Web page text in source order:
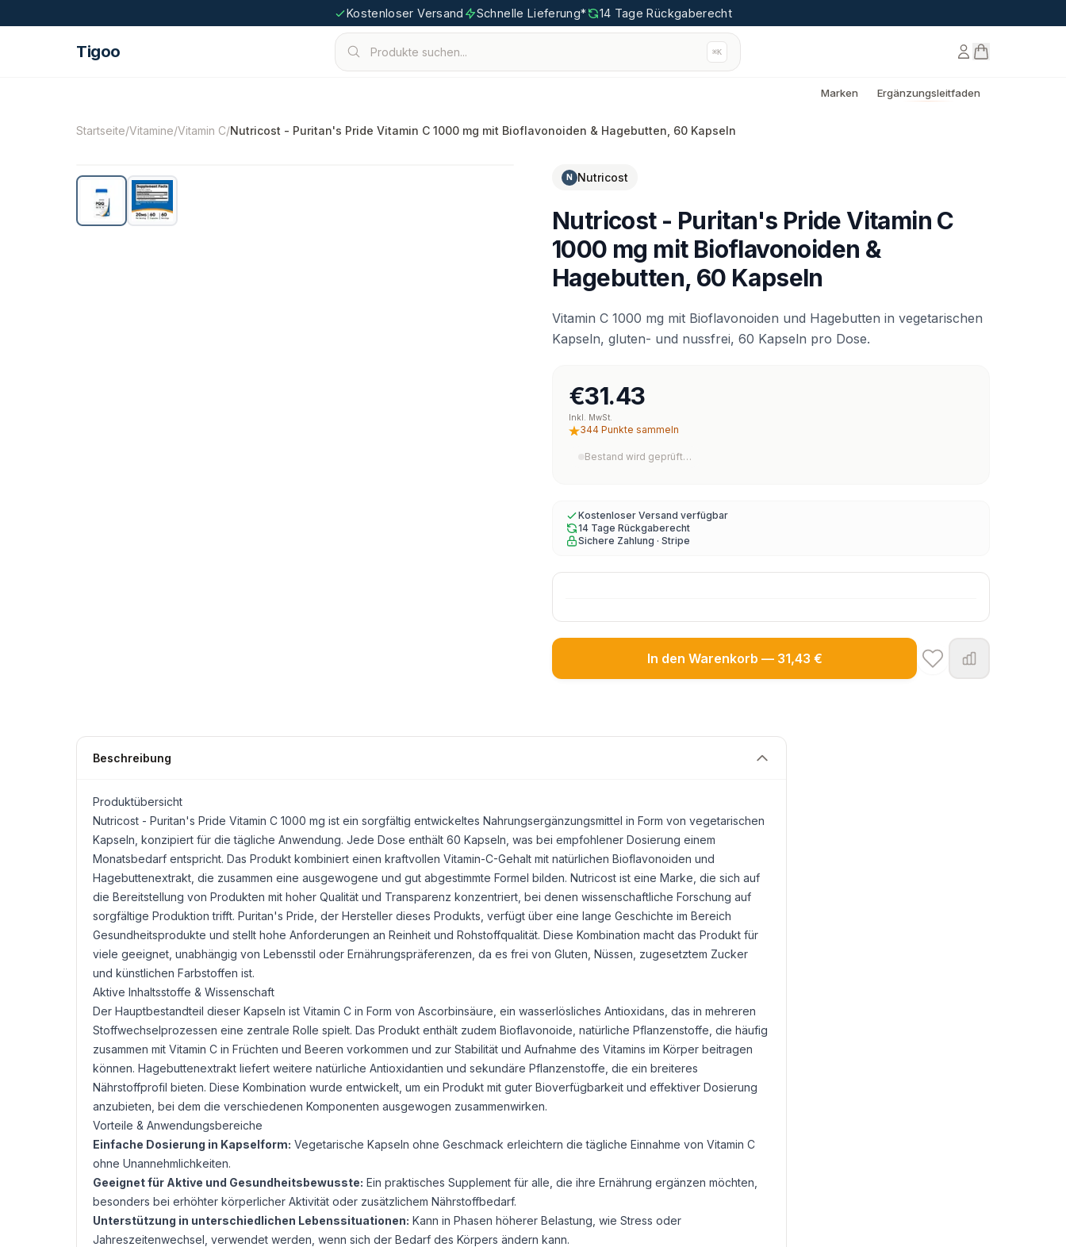
Kostenloser Versand Schnelle Lieferung* 14 Tage Rückgaberecht
Tigoo Produkte suchen... ⌘K
Marken Ergänzungsleitfaden
©2026Nutri Nordic AB.Alle Rechte vorbehalten.tigoo.com
Startseite/Vitamine/Vitamin C/Nutricost - Puritan's Pride Vitamin C 1000 mg mit Bioflavonoiden & Hagebutten, 60 Kapseln
N Nutricost
Nutricost - Puritan's Pride Vitamin C
1000 mg mit Bioflavonoiden &
Hagebutten, 60 Kapseln
Vitamin C 1000 mg mit Bioflavonoiden und Hagebutten in vegetarischen
Kapseln, gluten- und nussfrei, 60 Kapseln pro Dose.
€31.43
Inkl. MwSt.
344 Punkte sammeln
Bestand wird geprüft…
Kostenloser Versand verfügbar
14 Tage Rückgaberecht
Sichere Zahlung · Stripe
In den Warenkorb — 31,43 €
Beschreibung
Produktübersicht
Nutricost - Puritan's Pride Vitamin C 1000 mg ist ein sorgfältig entwickeltes Nahrungsergänzungsmittel in Form von vegetarischen
Kapseln, konzipiert für die tägliche Anwendung. Jede Dose enthält 60 Kapseln, was bei empfohlener Dosierung einem
Monatsbedarf entspricht. Das Produkt kombiniert einen kraftvollen Vitamin-C-Gehalt mit natürlichen Bioflavonoiden und
Hagebuttenextrakt, die zusammen eine ausgewogene und gut abgestimmte Formel bilden. Nutricost ist eine Marke, die sich auf
die Bereitstellung von Produkten mit hoher Qualität und Transparenz konzentriert, bei denen wissenschaftliche Forschung auf
sorgfältige Produktion trifft. Puritan's Pride, der Hersteller dieses Produkts, verfügt über eine lange Geschichte im Bereich
Gesundheitsprodukte und stellt hohe Anforderungen an Reinheit und Rohstoffqualität. Diese Kombination macht das Produkt für
viele geeignet, unabhängig von Lebensstil oder Ernährungspräferenzen, da es frei von Gluten , Nüssen, zugesetztem Zucker
und künstlichen Farbstoffen ist.
Aktive Inhaltsstoffe & Wissenschaft
Der Hauptbestandteil dieser Kapseln ist Vitamin C in Form von Ascorbinsäure, ein wasserlösliches Antioxidans, das in mehreren
Stoffwechselprozessen eine zentrale Rolle spielt. Das Produkt enthält zudem Bioflavonoide, natürliche Pflanzenstoffe, die häufig
zusammen mit Vitamin C in Früchten und Beeren vorkommen und zur Stabilität und Aufnahme des Vitamins im Körper beitragen
können. Hagebuttenextrakt liefert weitere natürliche Antioxidantien und sekundäre Pflanzenstoffe, die ein breiteres
Nährstoffprofil bieten. Diese Kombination wurde entwickelt, um ein Produkt mit guter Bioverfügbarkeit und effektiver Dosierung
anzubieten, bei dem die verschiedenen Komponenten ausgewogen zusammenwirken.
Vorteile & Anwendungsbereiche
Einfache Dosierung in Kapselform: Vegetarische Kapseln ohne Geschmack erleichtern die tägliche Einnahme von Vitamin C
ohne Unannehmlichkeiten.
Geeignet für Aktive und Gesundheitsbewusste: Ein praktisches Supplement für alle, die ihre Ernährung ergänzen möchten,
besonders bei erhöhter körperlicher Aktivität oder zusätzlichem Nährstoffbedarf.
Unterstützung in unterschiedlichen Lebenssituationen: Kann in Phasen höherer Belastung, wie Stress oder
Jahreszeitenwechsel, verwendet werden, wenn sich der Bedarf des Körpers ändern kann.